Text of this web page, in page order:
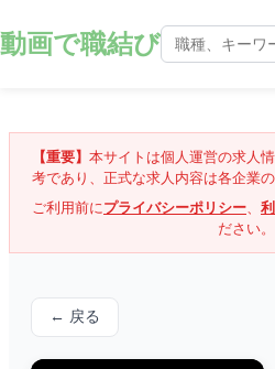
動画で職結び
【重要】 本サイトは個人運営の求人
考であり、正式な求人内容は各企業
ご利用前にプライバシーポリシー、
ださい。
← 戻る